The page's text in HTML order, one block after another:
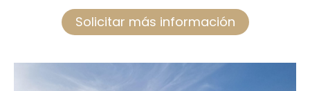
Solicitar más información